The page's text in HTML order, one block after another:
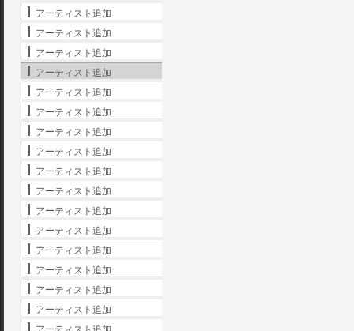
アーティスト追加
アーティスト追加
アーティスト追加
アーティスト追加
アーティスト追加
アーティスト追加
アーティスト追加
アーティスト追加
アーティスト追加
アーティスト追加
アーティスト追加
アーティスト追加
アーティスト追加
アーティスト追加
アーティスト追加
アーティスト追加